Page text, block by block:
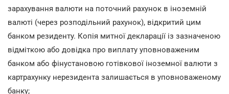
зарахування валюти на поточний рахунок в іноземній
валюті (через розподільний рахунок), відкритий цим
банком резиденту. Копія митної декларації із зазначеною
відміткою або довідка про виплату уповноваженим
банком або фінустановою готівкової іноземної валюти з
картрахунку нерезидента залишається в уповноваженому
банку;